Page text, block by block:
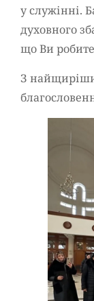
у служінні.
духовного
що Ви
З